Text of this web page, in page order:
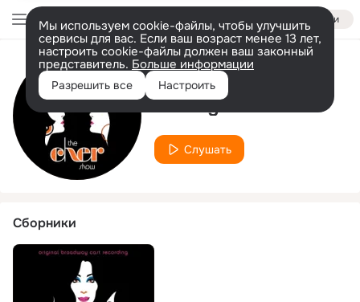
Войти
Мы используем cookie-файлы, чтобы улучшить
сервисы для вас. Если ваш возраст менее 13 лет,
настроить cookie-файлы должен ваш законный
представитель. Больше информации
Разрешить все Настроить
Исполнитель
Carleigh Bettiol
Слушать
Сборники